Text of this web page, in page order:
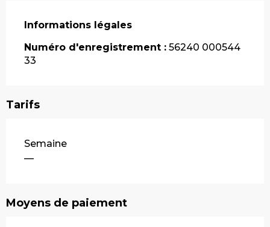
Informations légales
Informations légales
Numéro d'enregistrement : 56240 000544
33
Tarifs
Tarifs 2026
Semaine
—
Moyens de paiement